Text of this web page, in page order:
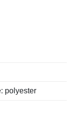
polyester